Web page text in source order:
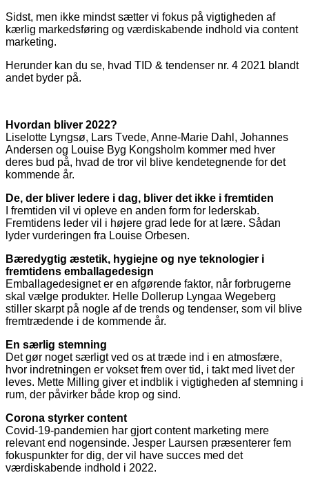
Sidst, men ikke mindst sætter vi fokus på vigtigheden af
kærlig markedsføring og værdiskabende indhold via content
marketing.
Herunder kan du se, hvad TID & tendenser nr. 4 2021 blandt
andet byder på.
Hvordan bliver 2022?
Liselotte Lyngsø, Lars Tvede, Anne-Marie Dahl, Johannes
Andersen og Louise Byg Kongsholm kommer med hver
deres bud på, hvad de tror vil blive kendetegnende for det
kommende år.
De, der bliver ledere i dag, bliver det ikke i fremtiden
I fremtiden vil vi opleve en anden form for lederskab.
Fremtidens leder vil i højere grad lede for at lære. Sådan
lyder vurderingen fra Louise Orbesen.
Bæredygtig æstetik, hygiejne og nye teknologier i
fremtidens emballagedesign
Emballagedesignet er en afgørende faktor, når forbrugerne
skal vælge produkter. Helle Dollerup Lyngaa Wegeberg
stiller skarpt på nogle af de trends og tendenser, som vil blive
fremtrædende i de kommende år.
En særlig stemning
Det gør noget særligt ved os at træde ind i en atmosfære,
hvor indretningen er vokset frem over tid, i takt med livet der
leves. Mette Milling giver et indblik i vigtigheden af stemning i
rum, der påvirker både krop og sind.
Corona styrker content
Covid-19-pandemien har gjort content marketing mere
relevant end nogensinde. Jesper Laursen præsenterer fem
fokuspunkter for dig, der vil have succes med det
værdiskabende indhold i 2022.